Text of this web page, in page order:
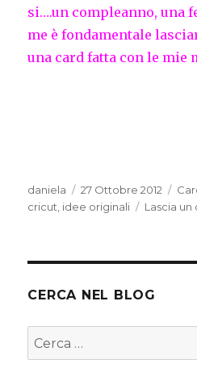
si….un compleanno, una
me è fondamentale
una card fatta con le mie
Autore
daniela
Pubblicato
il
27 Ottobre 2012
cricut, idee originali Lascia
CERCA NEL BLOG
Cerca: